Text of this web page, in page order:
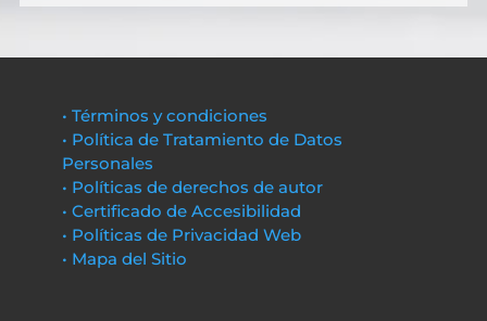
• Términos y condiciones
• Política de Tratamiento de Datos
Personales
• Políticas de derechos de autor
• Certificado de Accesibilidad
• Políticas de Privacidad Web
• Mapa del Sitio